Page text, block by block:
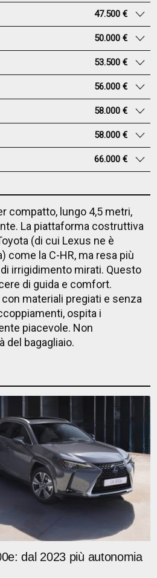
47.500 €
50.000 €
53.500 €
56.000 €
58.000 €
58.000 €
66.000 €
compatto, lungo 4,5 metri,
La piattaforma costruttiva
(di cui Lexus ne è
come la C-HR, ma resa più
irrigidimento mirati. Questo
di guida e comfort.
materiali pregiati e senza
ospita i
piacevole. Non
del bagagliaio.
dal 2023 più autonomia